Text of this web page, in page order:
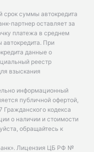
срок суммы автокредита
партнер оставляет за
платежа в среднем
При
данные о
реестр
взыскания
информационный
публичной офертой,
кодекса
о наличии и стоимости
обращайтесь к
Лицензия ЦБ РФ №